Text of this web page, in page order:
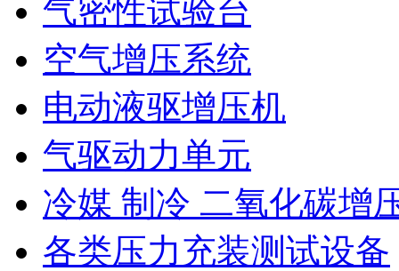
气密性试验台
空气增压系统
电动液驱增压机
气驱动力单元
冷媒 制冷 二氧化碳增
各类压力充装测试设备